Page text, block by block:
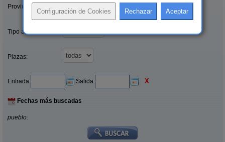
Provincias/Islas:
Tipo alquiler:
Plazas:
Entrada: Salida: X
Fechas más buscadas
pueblo: